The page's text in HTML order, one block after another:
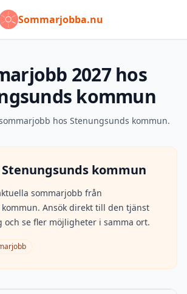
Sommarjobba.nu
2027hos
kommun
hos Stenungsunds kommun.
Stenungsunds kommun
sommarjobb från
. Ansök direkt till den tjänst
och se fler möjligheter i samma ort.